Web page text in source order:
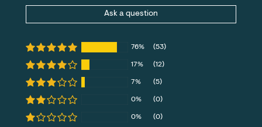
Ask a question
76% (53)
17% (12)
7% (5)
0% (0)
0% (0)